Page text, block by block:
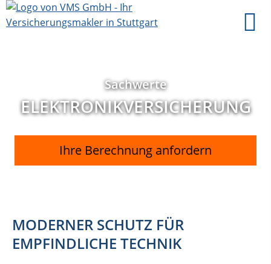
Sachwerte
ELEKTRONIKVERSICHERUNG
Ihre Berechnung anfordern
MODERNER SCHUTZ FÜR
EMPFINDLICHE TECHNIK